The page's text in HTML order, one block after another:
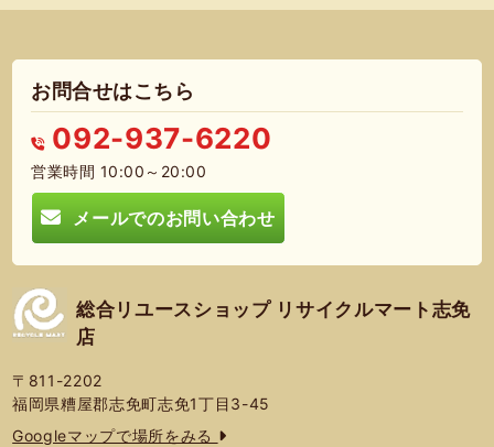
お問合せはこちら
092-937-6220
営業時間 10:00～20:00
メールでのお問い合わせ
総合リユースショップ リサイクルマート志免
店
〒811-2202
福岡県糟屋郡志免町志免1丁目3-45
Googleマップで場所をみる